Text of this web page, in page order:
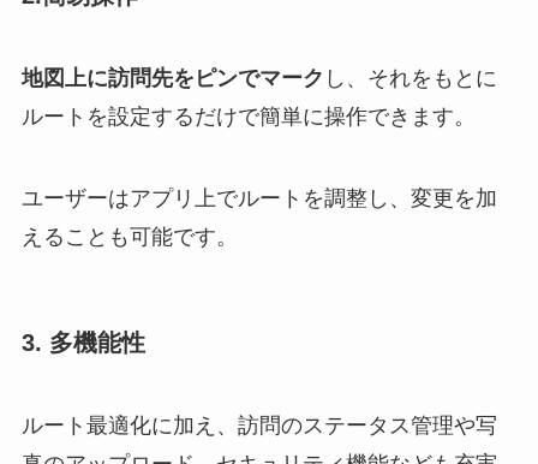
地図上に訪問先をピンでマーク し、それをもとに
ルートを設定するだけで簡単に操作できます。
ユーザーはアプリ上でルートを調整し、変更を加
えることも可能です。
3. 多機能性
ルート最適化に加え、訪問のステータス管理や写